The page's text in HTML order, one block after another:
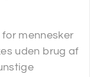
mennesker
uden brug af